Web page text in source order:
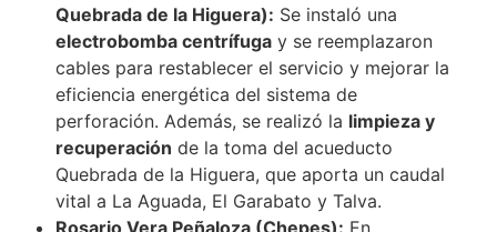
Quebrada de la Higuera): Se instaló una
electrobomba centrífuga y se reemplazaron
cables para restablecer el servicio y mejorar la
eficiencia energética del sistema de
perforación. Además, se realizó la limpieza y
recuperación de la toma del acueducto
Quebrada de la Higuera, que aporta un caudal
vital a La Aguada, El Garabato y Talva.
Rosario Vera Peñaloza (Chepes): En